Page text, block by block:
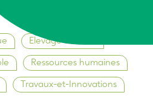
Elevage durable
Ressources humaines
Travaux-et-Innovations